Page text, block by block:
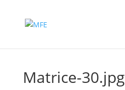
Matrice-30.jpg